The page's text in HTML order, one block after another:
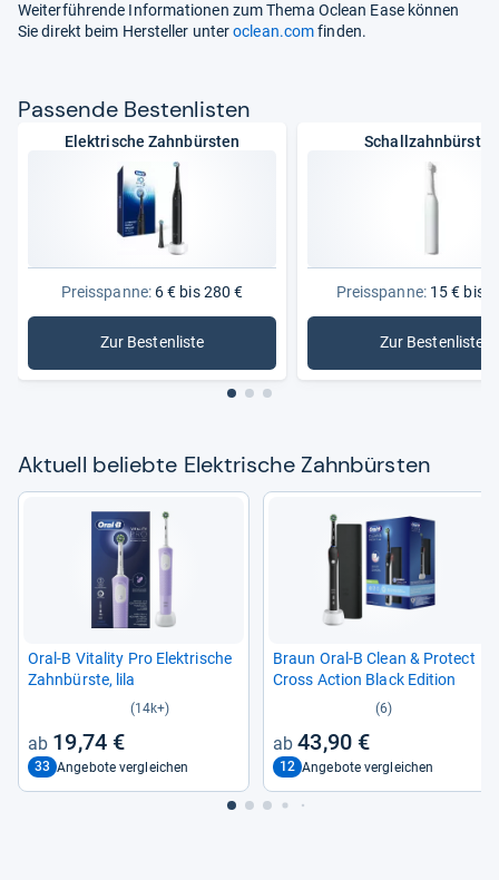
Weiterführende Informationen zum Thema Oclean Ease können
Sie direkt beim Hersteller unteroclean.comfinden.
Pas­sende Bes­ten­lis­ten
Elektrische Zahnbürsten
Preisspanne:6 € bis 280 €
Zur Bestenliste: Elektrische Zahnbürsten
Schallzahnbürsten
Preisspanne:15 € bis
Zur Bestenliste
:
Aktu­ell beliebte Elek­tri­sche Zahn­bürs­ten
Oral-​B Vita­lity Pro Elek­tri­sche
Zahn­bürste, lila
(14k+)
19,74 €
33 Angebote vergleichen
Braun Oral-​B Clean & Pro­tect
Cross Action Black Edi­tion
(6)
43,90 €
12 Angebote vergleichen